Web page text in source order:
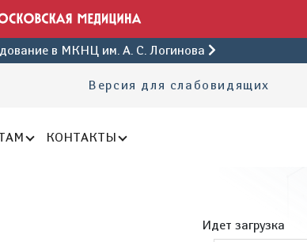
в МКНЦ им. А. С. Логинова
Версия для слабовидящих
КОНТАКТЫ
Идет загрузка